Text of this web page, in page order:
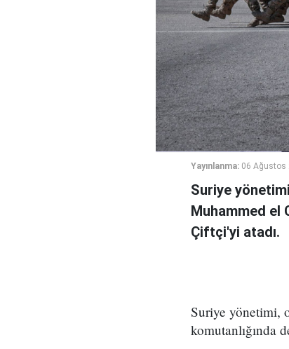
Yayınlanma: 06 Ağustos
Suriye
Muhammed el
Çiftçi'yi atadı.
Suriye yönetimi,
komutanlığında